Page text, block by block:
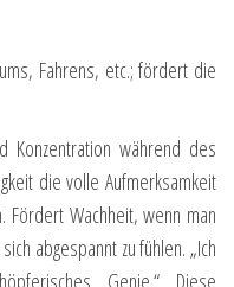
Fahrens, etc.; fördert die
Konzentration während des
die volle Aufmerksamkeit
Fördert Wachheit, wenn man
abgespannt zu fühlen. „Ich
Genie.“ Diese